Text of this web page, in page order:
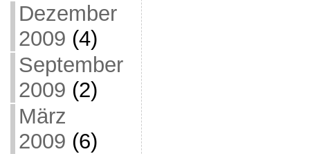
Dezember
2009 (4)
September
2009 (2)
März
2009 (6)